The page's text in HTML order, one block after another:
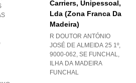
Carriers, Unipessoal,
Lda (zona Franca Da
Madeira)
R DOUTOR ANTÓNIO
JOSÉ DE ALMEIDA 25 1º,
9000-062, SE FUNCHAL,
ILHA DA MADEIRA
FUNCHAL